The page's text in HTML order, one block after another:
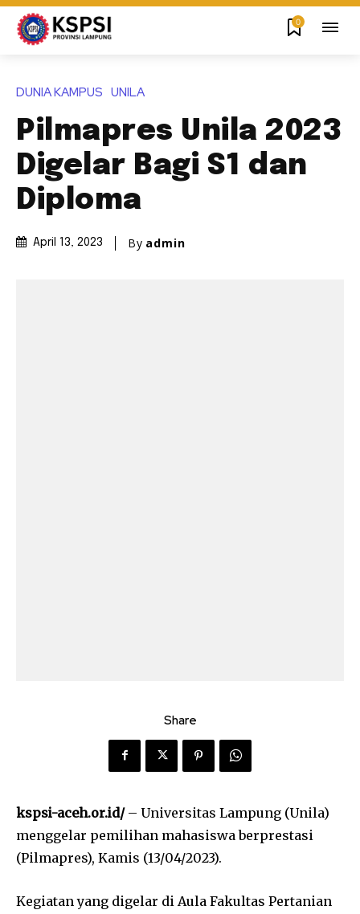
0
DUNIA KAMPUS UNILA
Pilmapres Unila 2023
Digelar Bagi S1 dan
Diploma
April 13, 2023 By admin
Share
kspsi-aceh.or.id/– Universitas Lampung (Unila)
menggelar pemilihan mahasiswa berprestasi
(Pilmapres), Kamis (13/04/2023).
Kegiatan yang digelar di Aula Fakultas Pertanian